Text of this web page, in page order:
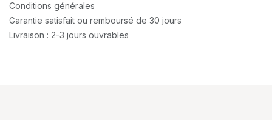
Conditions générales
Garantie satisfait ou remboursé de 30 jours
Livraison : 2-3 jours ouvrables